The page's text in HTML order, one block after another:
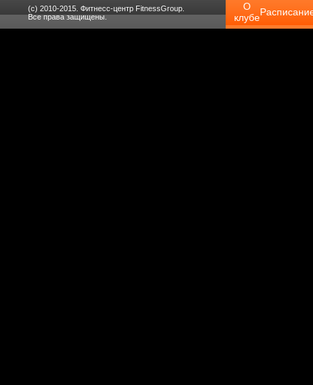
(с) 2010-2015. Фитнесс-центр FitnessGroup.
Все права защищены.
О
клубе